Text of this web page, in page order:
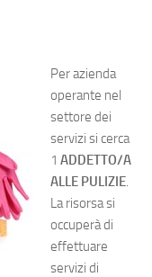
Per azienda
operante nel
settore dei
servizi si cerca
1 ADDETTO/A
ALLE PULIZIE.
La risorsa si
occuperà di
effettuare
servizi di